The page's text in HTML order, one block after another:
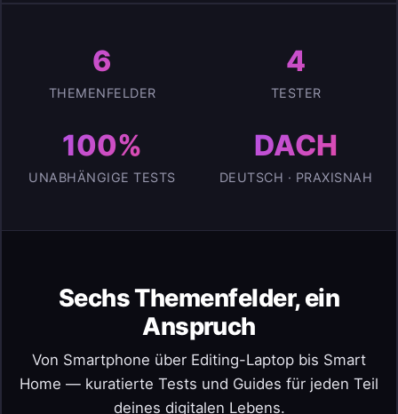
6
THEMENFELDER
4
TESTER
100%
UNABHÄNGIGE TESTS
DACH
DEUTSCH · PRAXISNAH
Sechs Themenfelder, ein
Anspruch
Von Smartphone über Editing-Laptop bis Smart
Home — kuratierte Tests und Guides für jeden Teil
deines digitalen Lebens.